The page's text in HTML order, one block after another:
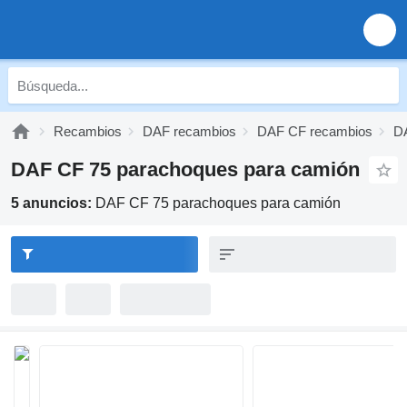
Recambios DAF recambios DAF CF recambios
DAF CF 75 parachoques para camión
5 anuncios: DAF CF 75 parachoques para camión